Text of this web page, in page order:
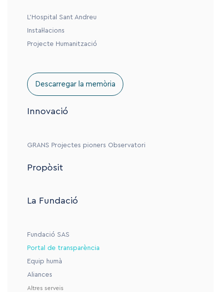
L’Hospital Sant Andreu
Instal·lacions
Projecte Humanització
Descarregar la memòria
Innovació
GRANS Projectes pioners Observatori
Propòsit
La Fundació
Fundació SAS
Portal de transparència
Equip humà
Aliances
Altres serveis